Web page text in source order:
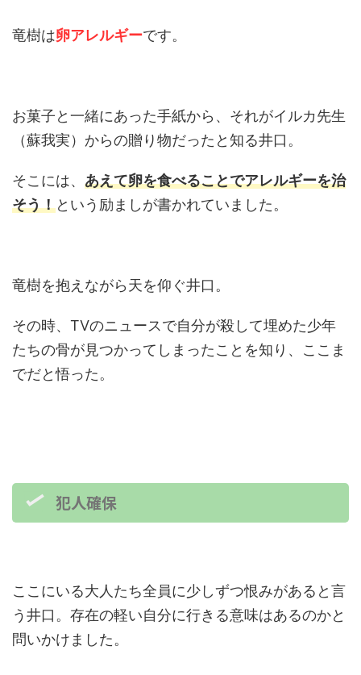
竜樹は卵アレルギーです。
お菓子と一緒にあった手紙から、それがイルカ先生
（蘇我実）からの贈り物だったと知る井口。
そこには、 あえて卵を食べることでアレルギーを治
そう！という励ましが書かれていました。
竜樹を抱えながら天を仰ぐ井口。
その時、TVのニュースで自分が殺して埋めた少年
たちの骨が見つかってしまったことを知り、ここま
でだと悟った。
犯人確保
ここにいる大人たち全員に少しずつ恨みがあると言
う井口。存在の軽い自分に行きる意味はあるのかと
問いかけました。